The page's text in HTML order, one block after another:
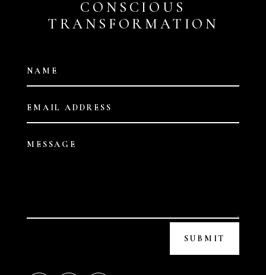
CONSCIOUS
TRANSFORMATION
SUBMIT